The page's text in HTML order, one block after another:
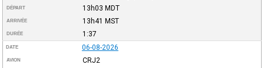
DÉPART 13h03 MDT
ARRIVÉE 13h41 MST
DURÉE 1:37
DATE 06-08-2026
AVION CRJ2